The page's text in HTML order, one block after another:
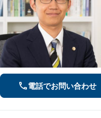
電話でお問い合わせ